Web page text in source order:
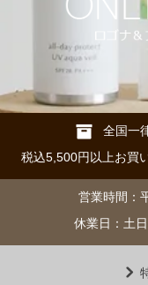
全国一
税込5,500円以上お買
営業時間
休業日：土